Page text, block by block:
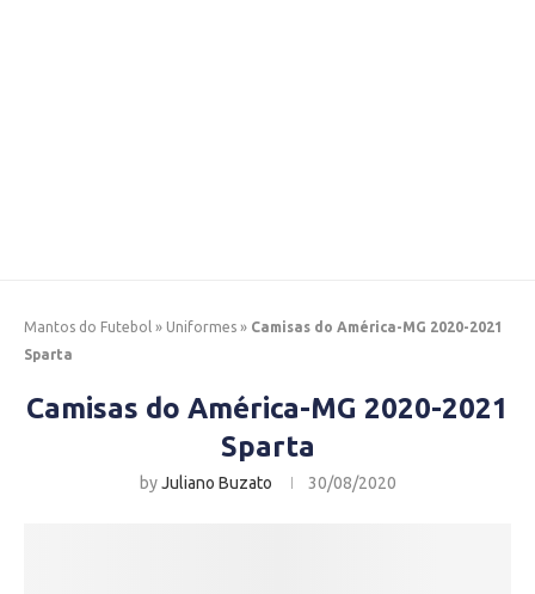
Mantos do Futebol » Uniformes » Camisas do América-MG 2020-2021
Sparta
Camisas do América-MG 2020-2021
Sparta
byJuliano Buzato 30/08/2020